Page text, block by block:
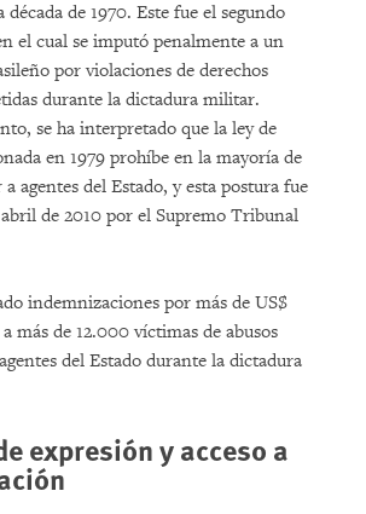
de 1970. Este fue el segundo
el cual se imputó penalmente a un
por violaciones de derechos
durante la dictadura militar.
se ha interpretado que la ley de
en 1979 prohíbe en la mayoría de
a agentes del Estado, y esta postura fue
de 2010 por el Supremo Tribunal
indemnizaciones por más de US$
más de 12.000 víctimas de abusos
del Estado durante la dictadura
expresión y acceso a